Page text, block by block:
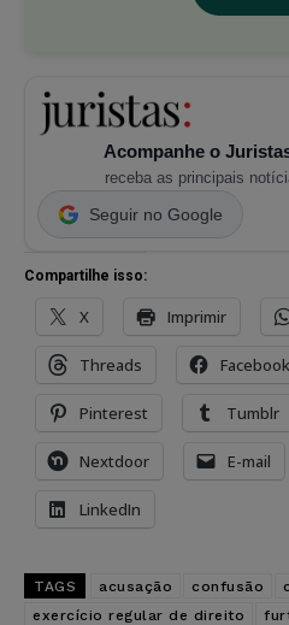
Acompanhe o
receba as principais
Seguir no Google
Compartilhe isso:
X Imprimir
Threads Facebook
Pinterest Tumblr
Nextdoor E-mail
LinkedIn
TAGS acusação confusão
exercício regular de direito